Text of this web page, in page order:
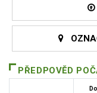
PŘEDPOVĚD